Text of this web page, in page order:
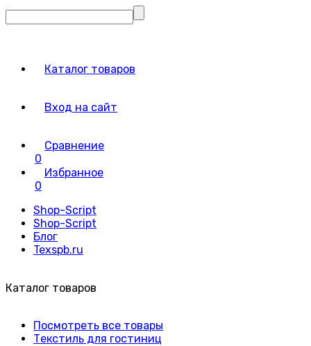
Каталог товаров
Вход на сайт
Сравнение
0
Избранное
0
Shop-Script
Shop-Script
Блог
Texspb.ru
Каталог товаров
Посмотреть все товары
Текстиль для гостиниц